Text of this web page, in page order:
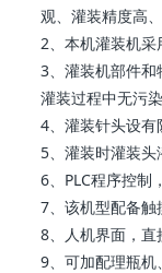
观、灌装精度高
2、本机灌装机采
3、灌装机部件和
灌装过程中无污
4、灌装针头设有
5、灌装时灌装头
6、PLC程序控制
7、该机型配备触
8、人机界面，直
9、可加配理瓶机